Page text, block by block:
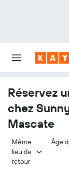
Réservez
chez
Mascate
Même
lieu de
retour
Âge